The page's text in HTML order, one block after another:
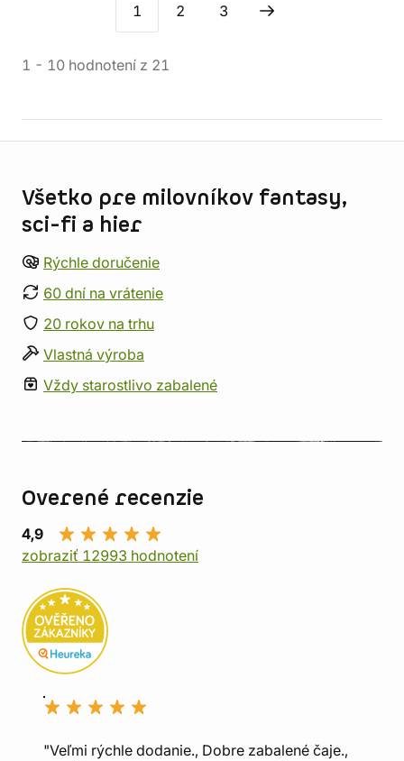
1 2 3
1 - 10 hodnotení z 21
Všetko pre milovníkov fantasy,
sci-fi a hier
Rýchle doručenie
60 dní na vrátenie
20 rokov na trhu
Vlastná výroba
Vždy starostlivo zabalené
Overené recenzie
4,9
zobraziť 12993 hodnotení
"Veľmi rýchle dodanie., Dobre zabalené čaje.,